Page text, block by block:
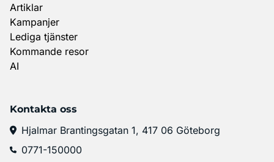
Artiklar
Kampanjer
Lediga tjänster
Kommande resor
AI
Kontakta oss
Hjalmar Brantingsgatan 1, 417 06 Göteborg
0771-150000